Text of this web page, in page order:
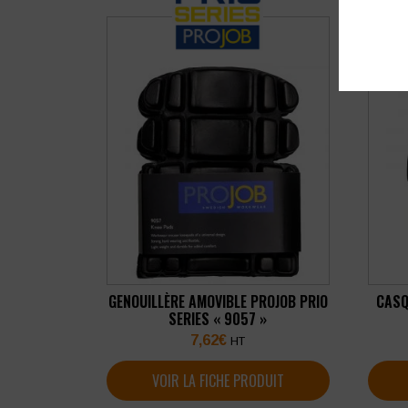
GENOUILLÈRE AMOVIBLE PROJOB PRIO
SERIES « 9057 »
7,62€ HT
VOIR LA FICHE PRODUIT